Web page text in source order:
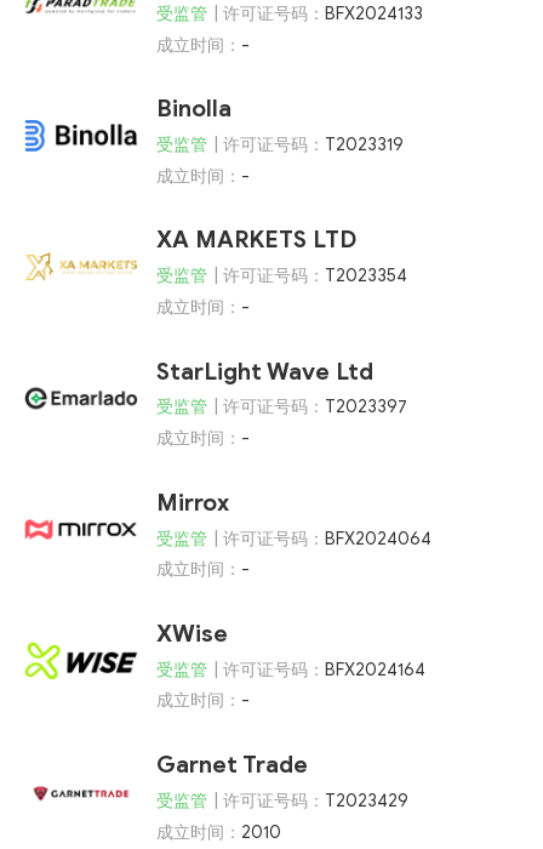
受监管 | 许可证号码： BFX2024133
成立时间： -
Binolla
受监管 | 许可证号码： T2023319
成立时间： -
XA MARKETS LTD
受监管 | 许可证号码： T2023354
成立时间： -
StarLight Wave Ltd
受监管 | 许可证号码： T2023397
成立时间： -
Mirrox
受监管 | 许可证号码： BFX2024064
成立时间： -
XWise
受监管 | 许可证号码： BFX2024164
成立时间： -
Garnet Trade
受监管 | 许可证号码： T2023429
成立时间： 2010